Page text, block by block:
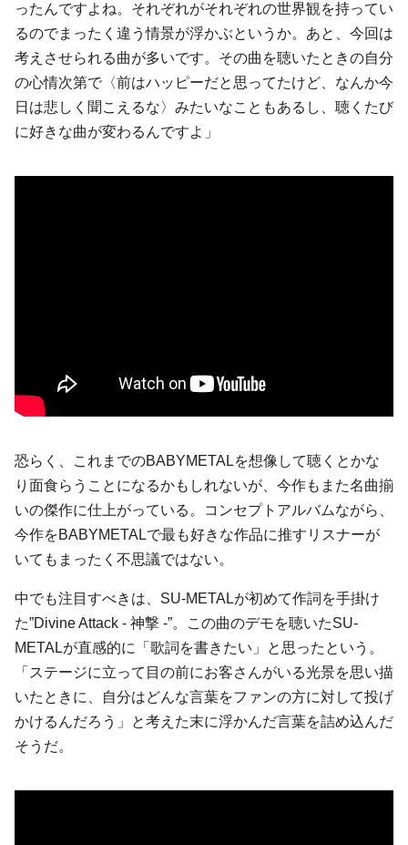
ったんですよね。それぞれがそれぞれの世界観を持ってい
るのでまったく違う情景が浮かぶというか。あと、今回は
考えさせられる曲が多いです。その曲を聴いたときの自分
の心情次第で〈前はハッピーだと思ってたけど、なんか今
日は悲しく聞こえるな〉みたいなこともあるし、聴くたび
に好きな曲が変わるんですよ」
恐らく、これまでのBABYMETALを想像して聴くとかな
り面食らうことになるかもしれないが、今作もまた名曲揃
いの傑作に仕上がっている。コンセプトアルバムながら、
今作をBABYMETALで最も好きな作品に推すリスナーが
いてもまったく不思議ではない。
中でも注目すべきは、SU-METALが初めて作詞を手掛け
た”Divine Attack - 神撃 -”。この曲のデモを聴いたSU-
METALが直感的に「歌詞を書きたい」と思ったという。
「ステージに立って目の前にお客さんがいる光景を思い描
いたときに、自分はどんな言葉をファンの方に対して投げ
かけるんだろう」と考えた末に浮かんだ言葉を詰め込んだ
そうだ。